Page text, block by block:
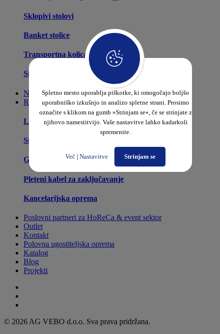
Sklopivi stolovi
Banket stolice
Transportna kolica
Stolnjaci
Najam stolica i stolova
Razno
Ležaljke
Suncobrani
Grijalice za terase
Pleteni kabel za zaključavanje
Kancelarijska oprema
Poslovni partneri za HoReCa & event sektor
Outlet
Kontakt
Polovna ugostiteljska oprema
Katalog
Blog
Projekti
© 2026 AG VEBO d.o.o. Sva prava pridržana.
Spletno mesto uporablja piškotke, ki omogočajo boljšo
uporabniško izkušnjo in analizo spletne strani. Prosimo
označite s klikom na gumb »Strinjam se«, če se strinjate z
njihovo namestitvijo. Vaše nastavitve lahko kadarkoli
spremenite.
Več | Nastavitve Strinjam se